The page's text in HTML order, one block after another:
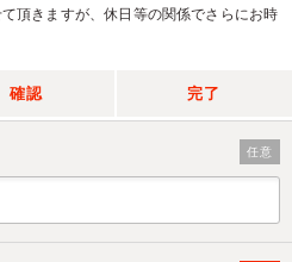
頂きますが、休日等の関係でさらにお時
確認 完了
任意